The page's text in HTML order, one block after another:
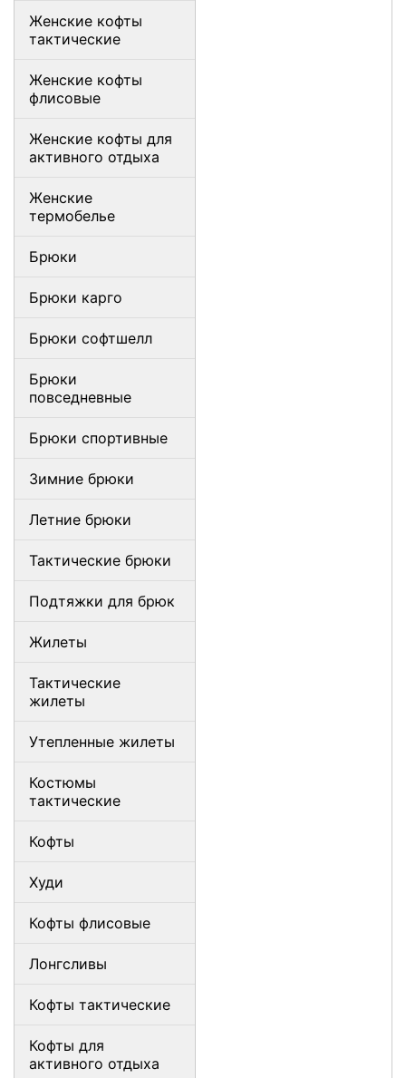
Женские кофты
тактические
Женские кофты
флисовые
Женские кофты для
активного отдыха
Женские
термобелье
Брюки
Брюки карго
Брюки софтшелл
Брюки
повседневные
Брюки спортивные
Зимние брюки
Летние брюки
Тактические брюки
Подтяжки для брюк
Жилеты
Тактические
жилеты
Утепленные жилеты
Костюмы
тактические
Кофты
Худи
Кофты флисовые
Лонгсливы
Кофты тактические
Кофты для
активного отдыха